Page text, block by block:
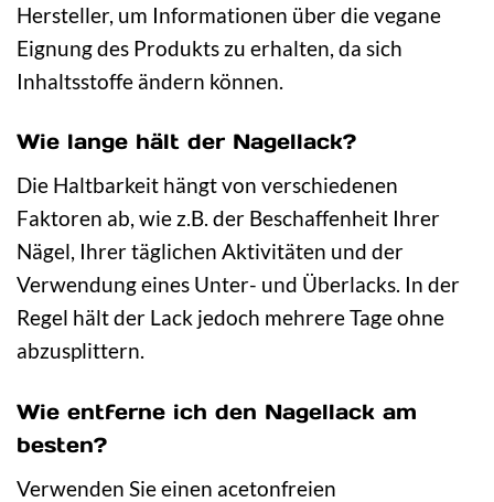
Hersteller, um Informationen über die vegane
Eignung des Produkts zu erhalten, da sich
Inhaltsstoffe ändern können.
Wie lange hält der Nagellack?
Die Haltbarkeit hängt von verschiedenen
Faktoren ab, wie z.B. der Beschaffenheit Ihrer
Nägel, Ihrer täglichen Aktivitäten und der
Verwendung eines Unter- und Überlacks. In der
Regel hält der Lack jedoch mehrere Tage ohne
abzusplittern.
Wie entferne ich den Nagellack am
besten?
Verwenden Sie einen acetonfreien